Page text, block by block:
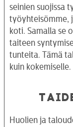
seinien suojissa
työyhteisömme,
koti. Samalla se
taiteen
tunteita. Tämä
kuin kokemiselle.
Huolien ja